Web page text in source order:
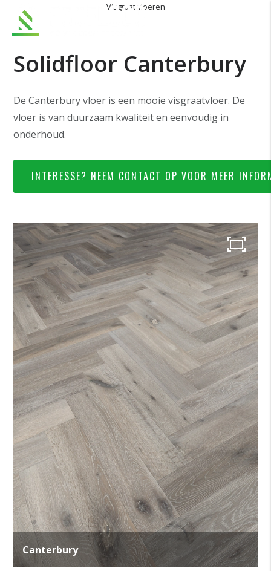
Visgraat vloeren
Solidfloor Canterbury
De Canterbury vloer is een mooie visgraatvloer. De
vloer is van duurzaam kwaliteit en eenvoudig in
onderhoud.
INTERESSE? NEEM CONTACT OP VOOR MEER
Canterbury